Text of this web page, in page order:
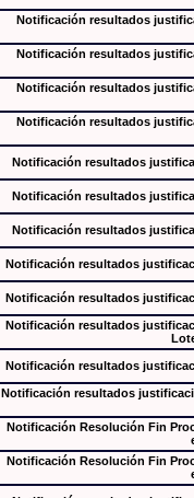
Notificación resultados
Notificación resultados
Notificación resultados
Notificación resultados
Notificación resultados
Notificación resultados
Notificación resultados
Notificación resultados
Notificación resultados
Notificación resultados
Notificación resultados
Notificación resultados
Notificación Resolución Fin
Notificación Resolución Fin